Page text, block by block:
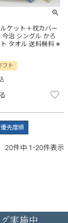
ケット＋枕カバー
治 シングル かろ
タオル 送料無料 ※
フト
優先度順
20件中 1-20件表示